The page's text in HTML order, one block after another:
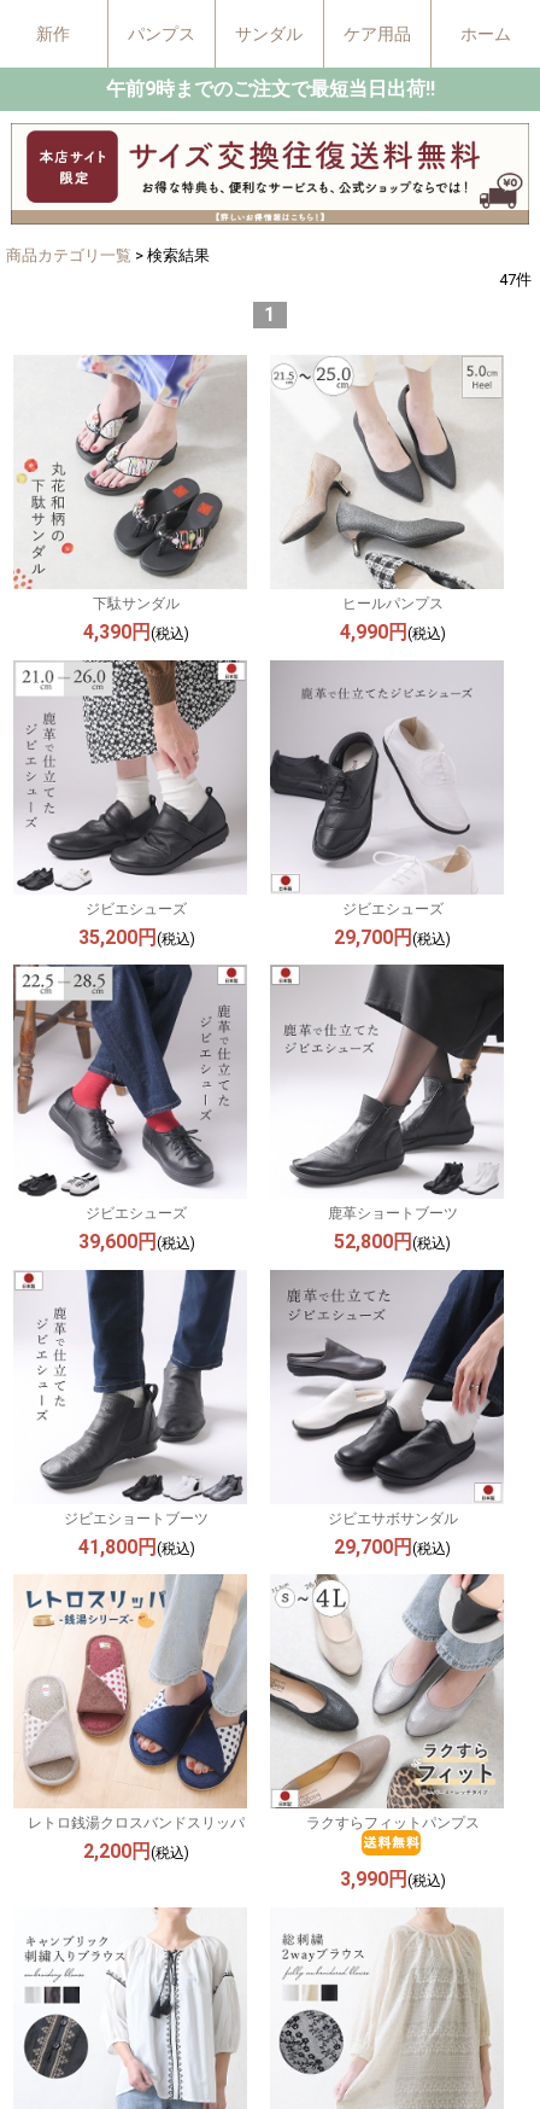
新作 パンプス サンダル ケア用品 ホーム
午前9時までのご注文で最短当日出荷!!
商品カテゴリ一覧 > 検索結果
47件
1
下駄サンダル
4,390円(税込)
ヒールパンプス
4,990円 (税込)
ジビエシューズ
35,200円 (税込)
ジビエシューズ
29,700円(税込)
ジビエシューズ
39,600円 (税込)
鹿革ショートブーツ
52,800円(税込)
ジビエショートブーツ
41,800円 (税込)
ジビエサボサンダル
29,700円(税込)
レトロ銭湯クロスバンドスリッパ
2,200円(税込)
ラクすらフィットパンプス
3,990円 (税込)